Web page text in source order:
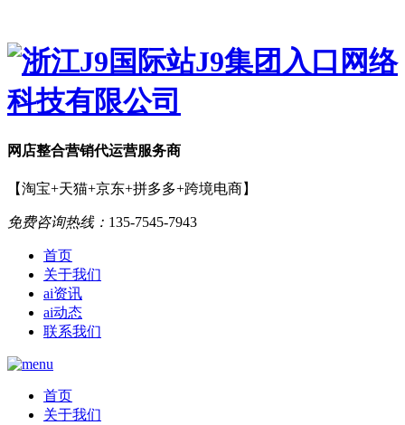
网店整合营销代运营服务商
【淘宝+天猫+京东+拼多多+跨境电商】
免费咨询热线： 135-7545-7943
首页
关于我们
ai资讯
ai动态
联系我们
首页
关于我们